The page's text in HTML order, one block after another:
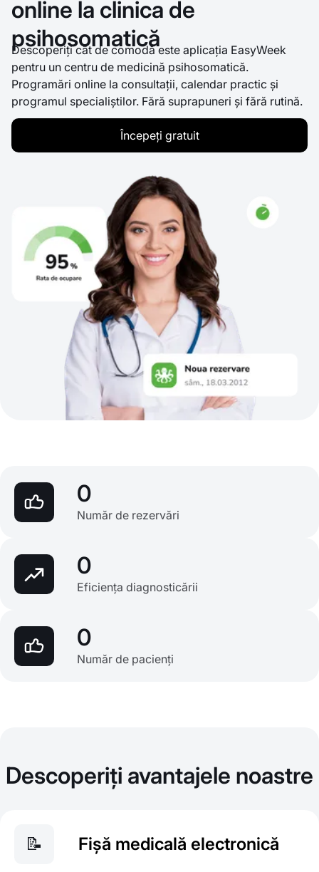
online la clinica de
psihosomatică
Descoperiți cât de comodă este aplicația EasyWeek
pentru un centru de medicină psihosomatică.
Programări online la consultații, calendar practic și
programul specialiștilor. Fără suprapuneri și fără rutină.
Începeți gratuit
0
Număr de rezervări
0
Eficiența diagnosticării
0
Număr de pacienți
Descoperiți avantajele noastre
📝 Fișă medicală electronică